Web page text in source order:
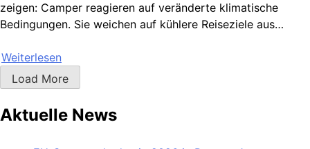
zeigen: Camper reagieren auf veränderte klimatische
Bedingungen. Sie weichen auf kühlere Reiseziele aus…
Weiterlesen
Load More
Aktuelle News